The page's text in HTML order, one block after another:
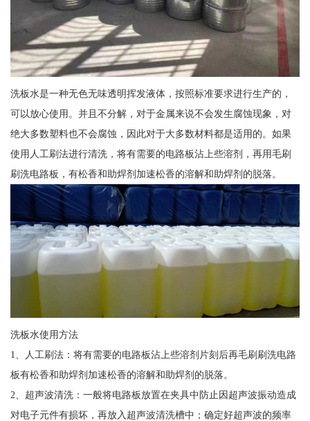
洗板水是一种无色无味透明挥发液体，按照标准要求进行生产的，
可以放心使用。并且不分解，对于金属来说不会发生腐蚀现象，对
绝大多数塑料也不会腐蚀，因此对于大多数材料都是适用的。如果
使用人工刷法进行清洗，将有需要的电路板沾上些溶剂，再用毛刷
刷洗电路板，有松香和助焊剂加速松香的溶解和助焊剂的脱落。
洗板水使用方法
1、人工刷法：将有需要的电路板沾上些溶剂片刻后再毛刷刷洗电路
板有松香和助焊剂加速松香的溶解和助焊剂的脱落。
2、超声波清洗：一般将电路板放置在夹具中防止因超声波振动造成
对电子元件有损坏，再放入超声波清洗槽中；确定好超声波的频率